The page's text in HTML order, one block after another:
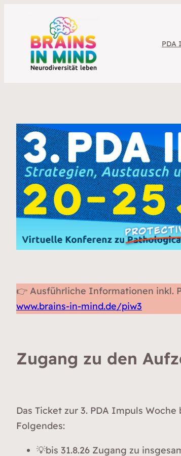
PDA
👉 Ausführliche Informationen inkl.
www.brains-in-mind.de/piw3
Zugang zu den
Das Ticket zur 3. PDA Impuls
Folgendes:
💡bis 31.8.26 Zugang zu